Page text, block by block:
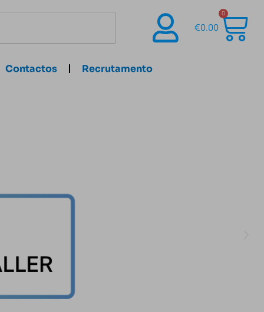
€0.00
0
Contactos Recrutamento